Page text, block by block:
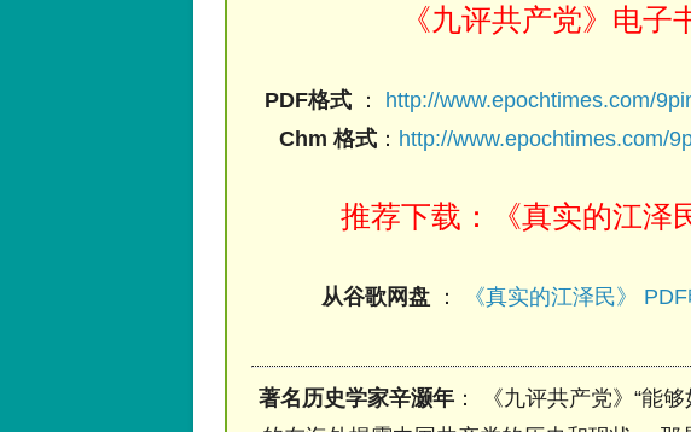
《九评共产党》电子
PDF格式 ： http://www.epochtimes.com/
Chm 格式 ： http://www.epochtimes.com/
推荐下载：《真实的江泽
从谷歌网盘 ： 《真实的江泽民》
著名历史学家辛灏年： 《九评共产党》“能